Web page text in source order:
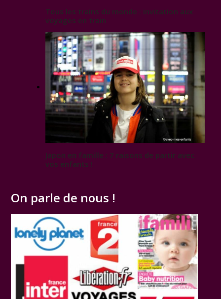
Tous les trains du monde : invitation aux
voyages en train
Japon en famille : 7 raisons de partir avec
vos enfants !
On parle de nous !